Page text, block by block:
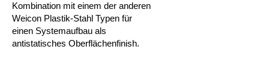
Kombination mit einem der anderen
Weicon Plastik-Stahl Typen für
einen Systemaufbau als
antistatisches Oberflächenfinish.